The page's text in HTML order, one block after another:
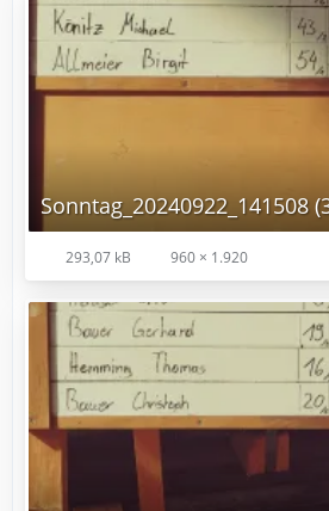
Sonntag_20240922_141508
293,07 kB 960 × 1.920